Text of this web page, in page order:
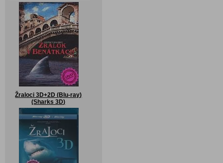
Žraloci 3D+2D (Blu-ray)
(Sharks 3D)